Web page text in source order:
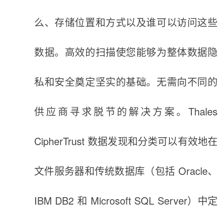
么、存储位置和方式以及谁可以访问这些
数据。高效的扫描使您能够为整体数据隐
私和安全奠定坚实的基础。无需向不同的
供应商寻求脱节的解决方案。Thales
CipherTrust 数据发现和分类可以有效地在
文件服务器和传统数据库（包括 Oracle、
IBM DB2 和 Microsoft SQL Server）中定